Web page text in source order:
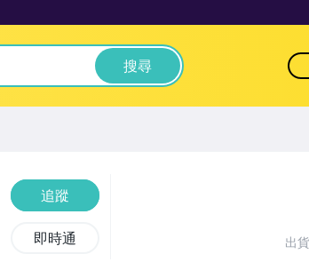
搜尋
追蹤
即時通 出